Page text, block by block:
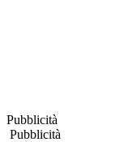
Pubblicità
Pubblicità